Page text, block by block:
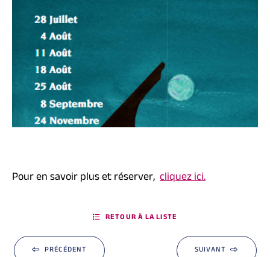
Pour en savoir plus et réserver, cliquez ici.
PRÉCÉDENT
RETOUR À LA LISTE
SUIVANT